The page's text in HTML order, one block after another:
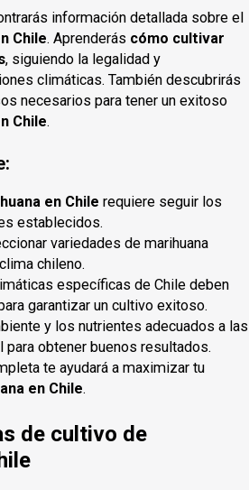
información detallada sobre el
Chile. Aprenderás cómo cultivar
, siguiendo la legalidad y
climáticas. También descubrirás
necesarios para tener un exitoso
Chile.
en Chile requiere seguir los
establecidos.
variedades de marihuana
chileno.
específicas de Chile deben
garantizar un cultivo exitoso.
y los nutrientes adecuados a las
para obtener buenos resultados.
te ayudará a maximizar tu
en Chile.
de cultivo de